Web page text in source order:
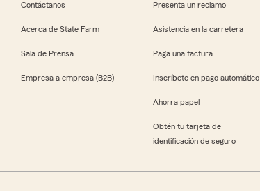
Contáctanos
Acerca de State Farm
Sala de Prensa
Empresa a empresa (B2B)
Presenta un reclamo
Asistencia en la carretera
Paga una factura
Inscríbete en pago automático
Ahorra papel
Obtén tu tarjeta de
identificación de seguro